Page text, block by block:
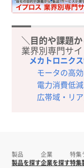
＼目的や課題
業界別専門サイ
メカトロニク
モータの高
電力消費低減
広帯域・リ
製品
製品を探す
企業
企業を探す
特集
特集